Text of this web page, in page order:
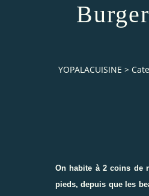
YOPALACUISINE >
On habite à 2 coins de
pieds, depuis que les